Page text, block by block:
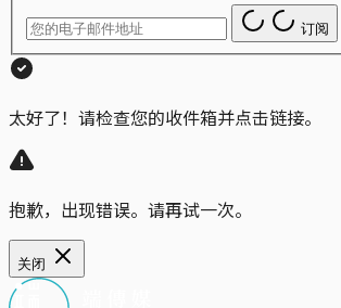
订阅
太好了！请检查您的收件箱并点击链接。
抱歉，出现错误。请再试一次。
关闭